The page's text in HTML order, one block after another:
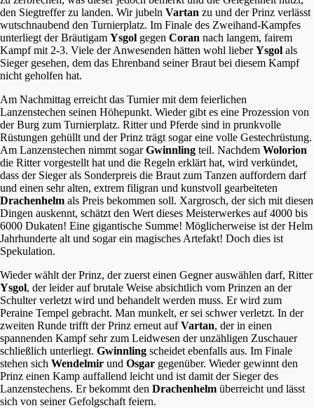
den Siegtreffer zu landen. Wir jubeln Vartan zu und der Prinz verlässt
wutschnaubend den Turnierplatz. Im Finale des Zweihand-Kampfes
unterliegt der Bräutigam Ysgol gegen Coran nach langem, fairem
Kampf mit 2-3. Viele der Anwesenden hätten wohl lieberYsgol als
Sieger gesehen, dem das Ehrenband seiner Braut bei diesem Kampf
nicht geholfen hat.
Am Nachmittag erreicht das Turnier mit dem feierlichen
Lanzenstechen seinen Höhepunkt. Wieder gibt es eine Prozession von
der Burg zum Turnierplatz. Ritter und Pferde sind in prunkvolle
Rüstungen gehüllt und der Prinz trägt sogar eine volle Gestechrüstung.
Am Lanzenstechen nimmt sogarGwinnling teil. Nachdem Wolorion
die Ritter vorgestellt hat und die Regeln erklärt hat, wird verkündet,
dass der Sieger als Sonderpreis die Braut zum Tanzen auffordern darf
und einen sehr alten, extrem filigran und kunstvoll gearbeiteten
Drachenhelm als Preis bekommen soll. Xargrosch, der sich mit diesen
Dingen auskennt, schätzt den Wert dieses Meisterwerkes auf 4000 bis
6000 Dukaten! Eine gigantische Summe! Möglicherweise ist der Helm
Jahrhunderte alt und sogar ein magisches Artefakt! Doch dies ist
Spekulation.
Wieder wählt der Prinz, der zuerst einen Gegner auswählen darf, Ritter
Ysgol, der leider auf brutale Weise absichtlich vom Prinzen an der
Schulter verletzt wird und behandelt werden muss. Er wird zum
Peraine Tempel gebracht. Man munkelt, er sei schwer verletzt. In der
zweiten Runde trifft der Prinz erneut aufVartan, der in einen
spannenden Kampf sehr zum Leidwesen der unzähligen Zuschauer
schließlich unterliegt. Gwinnling scheidet ebenfalls aus. Im Finale
stehen sich Wendelmir und Osgar gegenüber. Wieder gewinnt den
Prinz einen Kamp auffallend leicht und ist damit der Sieger des
Lanzenstechens. Er bekommt den Drachenhelm überreicht und lässt
sich von seiner Gefolgschaft feiern.